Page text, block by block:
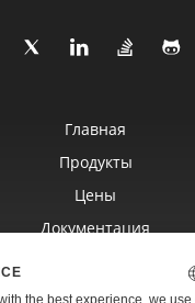
Главная
Продукты
Цены
Документация
the best experience, we